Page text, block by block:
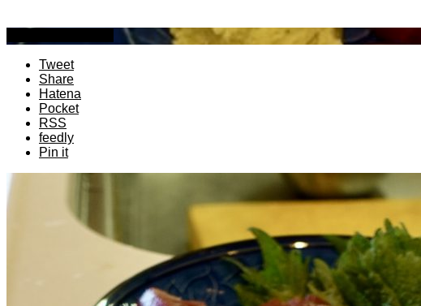
Tweet
Share
Hatena
Pocket
RSS
feedly
Pin it